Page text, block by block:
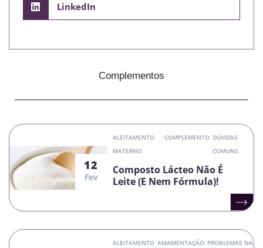
LinkedIn
Complementos
12
Fev
ALEITAMENTO
MATERNO
COMPLEMENTO DÚVIDAS
COMUNS
Composto Lácteo Não É
Leite (e Nem Fórmula)!
ALEITAMENTO AMAMENTAÇÃO PROBLEMAS NA